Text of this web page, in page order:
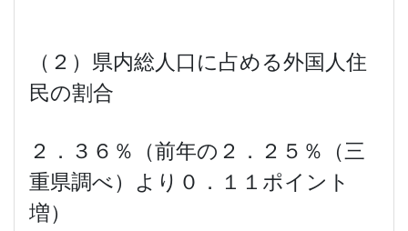
（２）県内総人口に占める外国人住
民の割合
２．３６％（前年の２．２５％（三
重県調べ）より０．１１ポイント
増）